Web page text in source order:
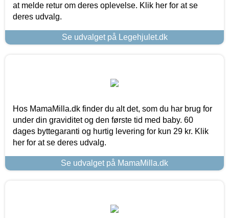
at melde retur om deres oplevelse. Klik her for at se
deres udvalg.
Se udvalget på Legehjulet.dk
Hos MamaMilla.dk finder du alt det, som du har brug for
under din graviditet og den første tid med baby. 60
dages byttegaranti og hurtig levering for kun 29 kr. Klik
her for at se deres udvalg.
Se udvalget på MamaMilla.dk